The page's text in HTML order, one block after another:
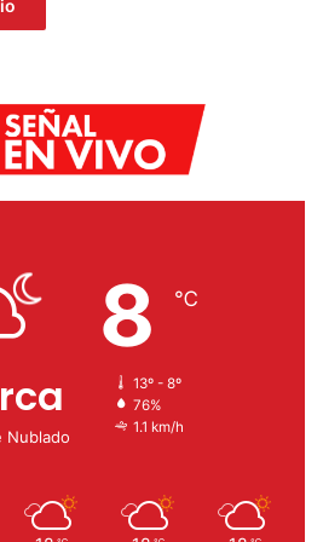
Nublado
8 ℃
13º - 8º
76%
1.1 km/h